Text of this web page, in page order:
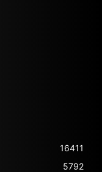
16411
5792